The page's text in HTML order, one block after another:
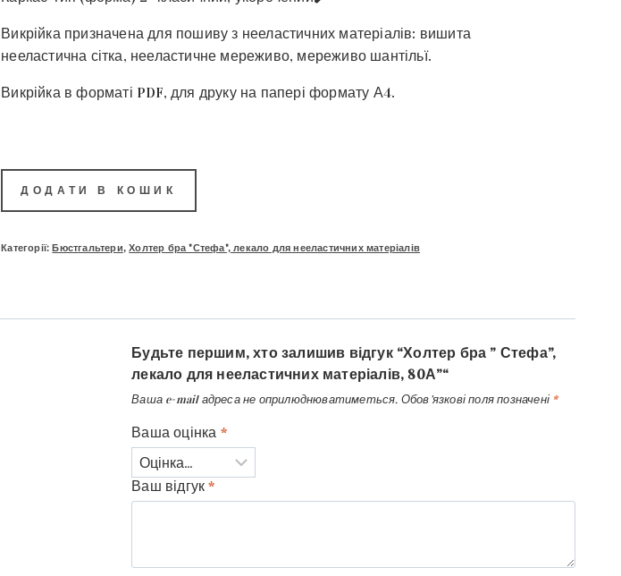
Викрійка призначена для пошиву з нееластичних матеріалів: вишита
нееластична сітка, нееластичне мереживо, мереживо шантільї.
Викрійка в форматі PDF, для друку на папері формату А4.
ДОДАТИ В КОШИК
Категорії:Бюстгальтери,Холтер бра "Стефа", лекало для нееластичних матеріалів
Будьте першим, хто залишив відгук “Холтер бра ” Стефа”,
лекало для нееластичних матеріалів, 80А”“
Ваша e-mail адреса не оприлюднюватиметься. Обов’язкові поля позначені *
Ваша оцінка *
Ваш відгук*